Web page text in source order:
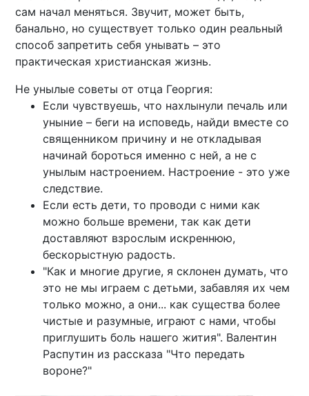
сам начал меняться. Звучит, может быть,
банально, но существует только один реальный
способ запретить себя унывать – это
практическая христианская жизнь.
Не унылые советы от отца Георгия:
Если чувствуешь, что нахлынули печаль или
уныние – беги на исповедь, найди вместе со
священником причину и не откладывая
начинай бороться именно с ней, а не с
унылым настроением. Настроение - это уже
следствие.
Если есть дети, то проводи с ними как
можно больше времени, так как дети
доставляют взрослым искреннюю,
бескорыстную радость.
"Как и многие другие, я склонен думать, что
это не мы играем с детьми, забавляя их чем
только можно, а они... как существа более
чистые и разумные, играют с нами, чтобы
приглушить боль нашего жития". Валентин
Распутин из рассказа "Что передать
вороне?"